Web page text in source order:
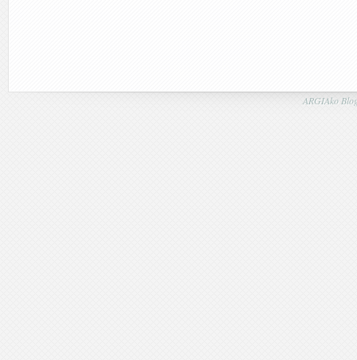
ARGIAko